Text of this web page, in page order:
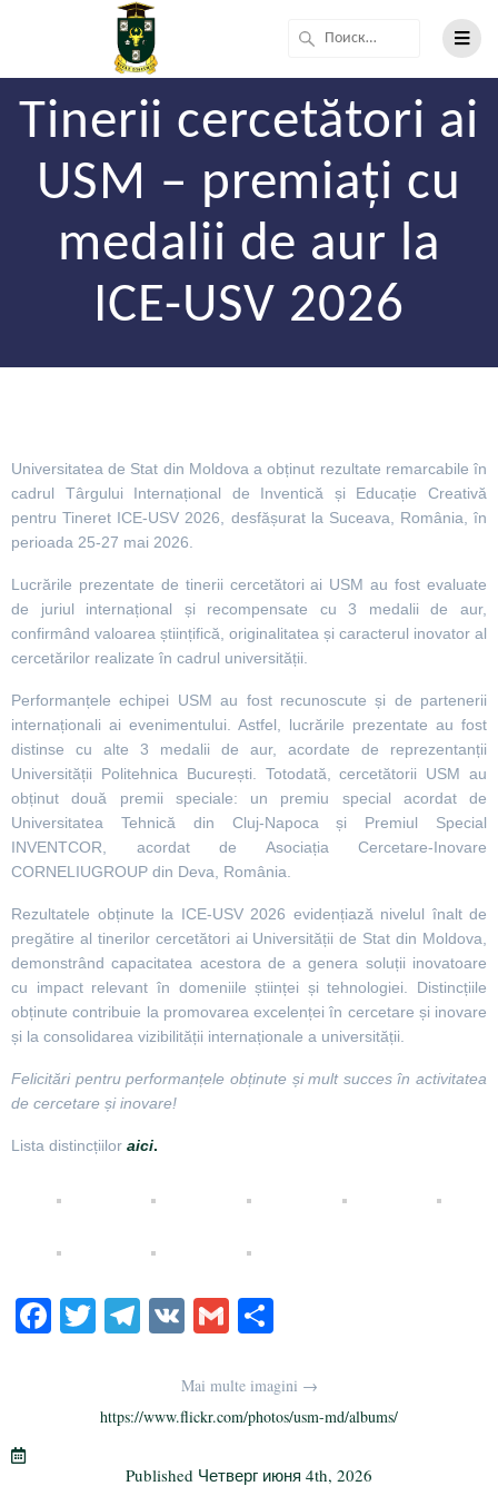
Tinerii cercetători ai
USM – premiați cu
medalii de aur la
ICE-USV 2026
Universitatea de Stat din Moldova a obținut rezultate remarcabile în
cadrul Târgului Internațional de Inventică și Educație Creativă
pentru Tineret ICE-USV 2026, desfășurat la Suceava, România, în
perioada 25-27 mai 2026.
Lucrările prezentate de tinerii cercetători ai USM au fost evaluate
de juriul internațional și recompensate cu 3 medalii de aur,
confirmând valoarea științifică, originalitatea și caracterul inovator al
cercetărilor realizate în cadrul universității.
Performanțele echipei USM au fost recunoscute și de partenerii
internaționali ai evenimentului. Astfel, lucrările prezentate au fost
distinse cu alte 3 medalii de aur, acordate de reprezentanții
Universității Politehnica București. Totodată, cercetătorii USM au
obținut două premii speciale: un premiu special acordat de
Universitatea Tehnică din Cluj-Napoca și Premiul Special
INVENTCOR, acordat de Asociația Cercetare-Inovare
CORNELIUGROUP din Deva, România.
Rezultatele obținute la ICE-USV 2026 evidențiază nivelul înalt de
pregătire al tinerilor cercetători ai Universității de Stat din Moldova,
demonstrând capacitatea acestora de a genera soluții inovatoare
cu impact relevant în domeniile științei și tehnologiei. Distincțiile
obținute contribuie la promovarea excelenței în cercetare și inovare
și la consolidarea vizibilității internaționale a universității.
Felicitări pentru performanțele obținute și mult succes în activitatea
de cercetare și inovare!
Lista distincțiilor aici.
Fa T
r
Te
a
m
V G
ailр
а
Mai multe imagini →
https://www.flickr.com/photos/usm-md/albums/
Published Четверг июня 4th, 2026